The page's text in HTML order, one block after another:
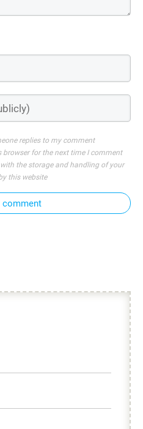
replies to my comment
browser for the next time I comment
the storage and handling of your
this website
comment